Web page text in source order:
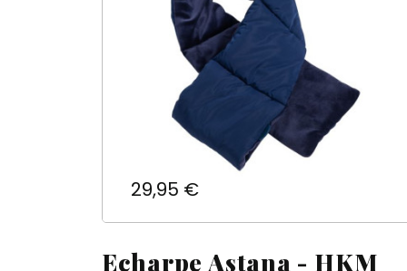
Prix
29,95 €
Echarpe Astana - HKM